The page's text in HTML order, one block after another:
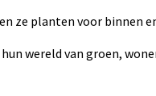
ze planten voor binnen
wereld van groen,